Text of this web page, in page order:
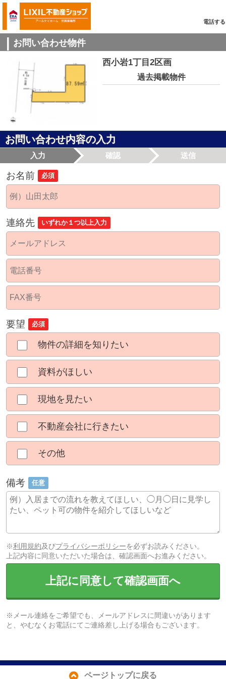
電話する
お問い合わせ物件
西小岩1丁目2区画
過去掲載物件
お問い合わせ内容の入力
入力 確認 送信
お名前 必須
連絡先 いずれか１つ以上入力
要望 必須
物件の詳細を知りたい
資料がほしい
現地を見たい
不動産会社に行きたい
その他
備考 任意
※利用規約及びプライバシーポリシーを必ずお読みください。
上記内容に同意いただいた場合は、確認画面へお進みください。
上記に同意して確認画面へ
※メール連絡をご希望でも、メールアドレスに間違いがあります
と、やむなくお電話にてご連絡差し上げる場合もございます。
ページトップに戻る